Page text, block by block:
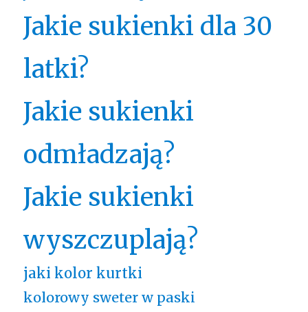
Jakie sukienki dla 30
latki?
Jakie sukienki
odmładzają?
Jakie sukienki
wyszczuplają?
jaki kolor kurtki
kolorowy sweter w paski